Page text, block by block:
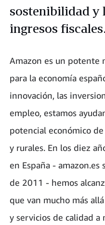
sostenibilidad y
ingresos fiscales.
Amazon es un potente
para la economía
innovación, las
empleo, estamos
potencial económico
y rurales. En los diez
en España -
de 2011 - hemos
que van mucho más
y servicios de calidad a